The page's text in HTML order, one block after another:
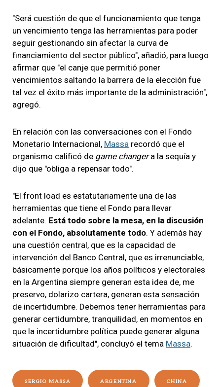
"Será cuestión de que el funcionamiento que tenga
un vencimiento tenga las herramientas para poder
seguir gestionando sin afectar la curva de
financiamiento del sector público", añadió, para luego
afirmar que "el canje que permitió poner
vencimientos saltando la barrera de la elección fue
tal vez el éxito más importante de la administración",
agregó.
En relación con las conversaciones con el Fondo
Monetario Internacional, Massa recordó que el
organismo calificó de game changera la sequía y
dijo que "obliga a repensar todo".
"El front load es estatutariamente una de las
herramientas que tiene el Fondo para llevar
adelante. Está todo sobre la mesa, en la discusión
con el Fondo, absolutamente todo. Y además hay
una cuestión central, que es la capacidad de
intervención del Banco Central, que es irrenunciable,
básicamente porque los años políticos y electorales
en la Argentina siempre generan esta idea de, me
preservo, dolarizo cartera, generan esta sensación
de incertidumbre. Debemos tener herramientas para
generar certidumbre, tranquilidad, en momentos en
que la incertidumbre política puede generar alguna
situación de dificultad", concluyó el tema Massa.
SERGIO MASSA ARGENTINA CHINA